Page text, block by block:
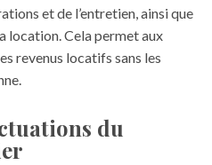
et de l’entretien, ainsi que
location. Cela permet aux
revenus locatifs sans les
du